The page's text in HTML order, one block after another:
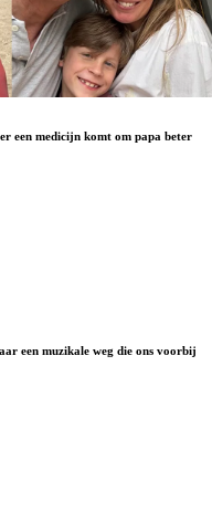
een medicijn komt om papa beter
een muzikale weg die ons voorbij